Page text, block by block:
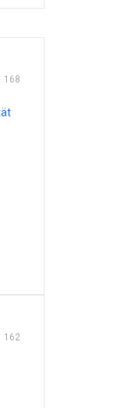
168
162